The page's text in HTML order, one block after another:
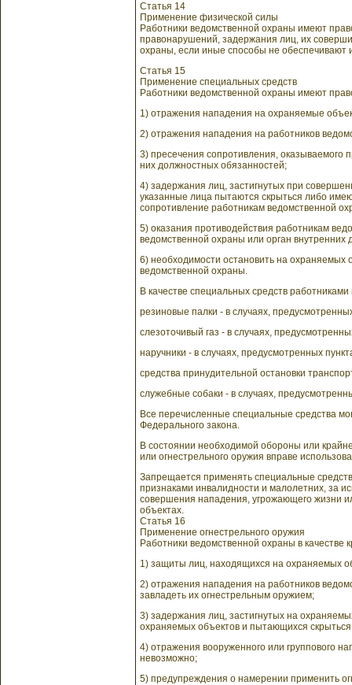
Статья 14
Применение физической силы
Работники ведомственной охраны имеют
правонарушений, задержания лиц, их
охраны, если иные способы не обеспечивают
Статья 15
Применение специальных средств
Работники ведомственной охраны имеют
1) отражения нападения на охраняемые
2) отражения нападения на работников
3) пресечения сопротивления,
них должностных обязанностей;
4) задержания лиц, застигнутых при
указанные лица пытаются скрыться либо
сопротивление работникам ведомственной
5) оказания противодействия работникам
ведомственной охраны или орган внутренних
6) необходимости остановить на охраняемых
ведомственной охраны.
В качестве специальных средств
резиновые палки - в случаях,
слезоточивый газ - в случаях,
наручники - в случаях, предусмотренных
средства принудительной остановки
служебные собаки - в случаях,
Все перечисленные специальные средства
Федерального закона.
В состоянии необходимой обороны или
или огнестрельного оружия вправе
Запрещается применять специальные
признаками инвалидности и малолетних, за
совершения нападения, угрожающего жизни
объектах.
Статья 16
Применение огнестрельного оружия
Работники ведомственной охраны в
1) защиты лиц, находящихся на охраняемых
2) отражения нападения на работников
завладеть их огнестрельным оружием;
3) задержания лиц, застигнутых на
охраняемых объектов и пытающихся
4) отражения вооруженного или группового
невозможно;
5) предупреждения о намерении применить